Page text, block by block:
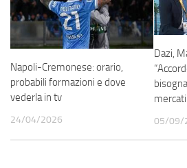
Napoli-Cremonese: orario,
probabili formazioni e dove
vederla in tv
24/04/2026
Dazi,
05/09/